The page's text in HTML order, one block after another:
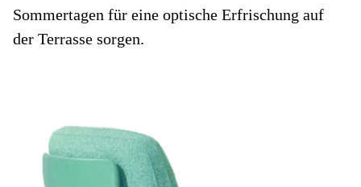
Sommertagen für eine optische Erfrischung auf
der Terrasse sorgen.